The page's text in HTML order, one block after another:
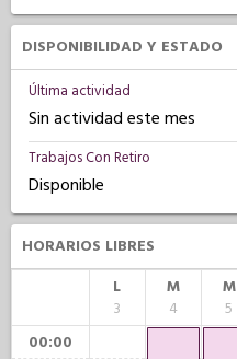
DISPONIBILIDAD Y ESTADO
Última actividad
Sin actividad este mes
Trabajos Con Retiro
Disponible
HORARIOS LIBRES
L
3
M
4
M
5
00:00